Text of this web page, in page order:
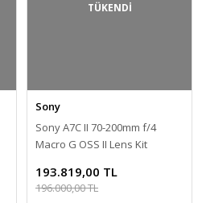
TÜKENDİ
Sony
Sony A7C II 70-200mm f/4
Macro G OSS II Lens Kit
193.819,00 TL
196.000,00 TL